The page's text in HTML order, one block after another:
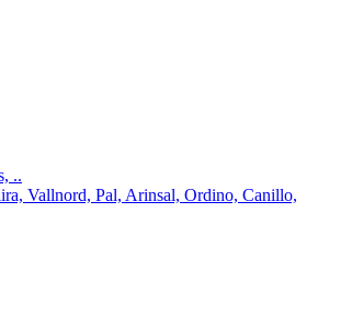
..
Vallnord, Pal, Arinsal, Ordino, Canillo,